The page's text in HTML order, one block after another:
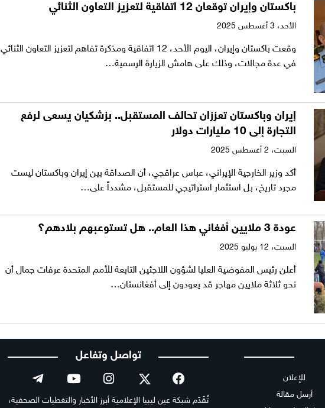
باكستان وإيران توقعان 12 اتفاقية لتعزيز التعاون الثنائي
الأحد،
وقعت باكستان وإيران، اليوم الأحد، 12 اتفاقية ومذكرة تفاهم لتعزيز التعاون الثنائي
في عدة مجالات، وذلك على هامش الزيارة الرسمية…
إيران وباكستان تعززان تحالف المستقبل.. بزشكيان يسعى لرفع
التجارة إلى 10 مليارات دولار
السبت،
أكد وزير الخارجية الإيراني، عباس عراقجي، أن الصداقة بين إيران وباكستان ليست
مجرد تاريخ، بل استثمار استراتيجي للمستقبل، مشدداً على…
عودة 3 ملايين أفغاني هذا العام.. هل تستوعبهم بلادهم؟
السبت،
أعلن رئيس المفوضية العليا لشؤون اللاجئين التابعة للأمم المتحدة عرفات جمال أن
نحو ثلاثة ملايين مهاجر قد يعودون إلى أفغانستان…
للإعلان
أرسل مقالة
تواصل وتفاعل
تُقَدّم شبكة عين ليبيا الإعلامية أبرز الأخبار والتغطيات الصحفية،